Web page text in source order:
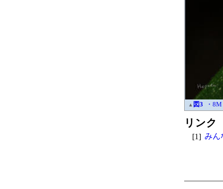
▲ 図3 ・8M
リンク
[1] みん